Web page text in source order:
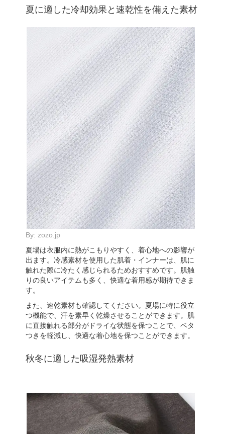
夏に適した冷却効果と速乾性を備えた素材
By: zozo.jp
夏場は衣服内に熱がこもりやすく、着心地への影響が
出ます。冷感素材を使用した肌着・インナーは、肌に
触れた際に冷たく感じられるためおすすめです。肌触
りの良いアイテムも多く、快適な着用感が期待できま
す。
また、速乾素材も確認してください。夏場に特に役立
つ機能で、汗を素早く乾燥させることができます。肌
に直接触れる部分がドライな状態を保つことで、ベタ
つきを軽減し、快適な着心地を保つことができます。
秋冬に適した吸湿発熱素材